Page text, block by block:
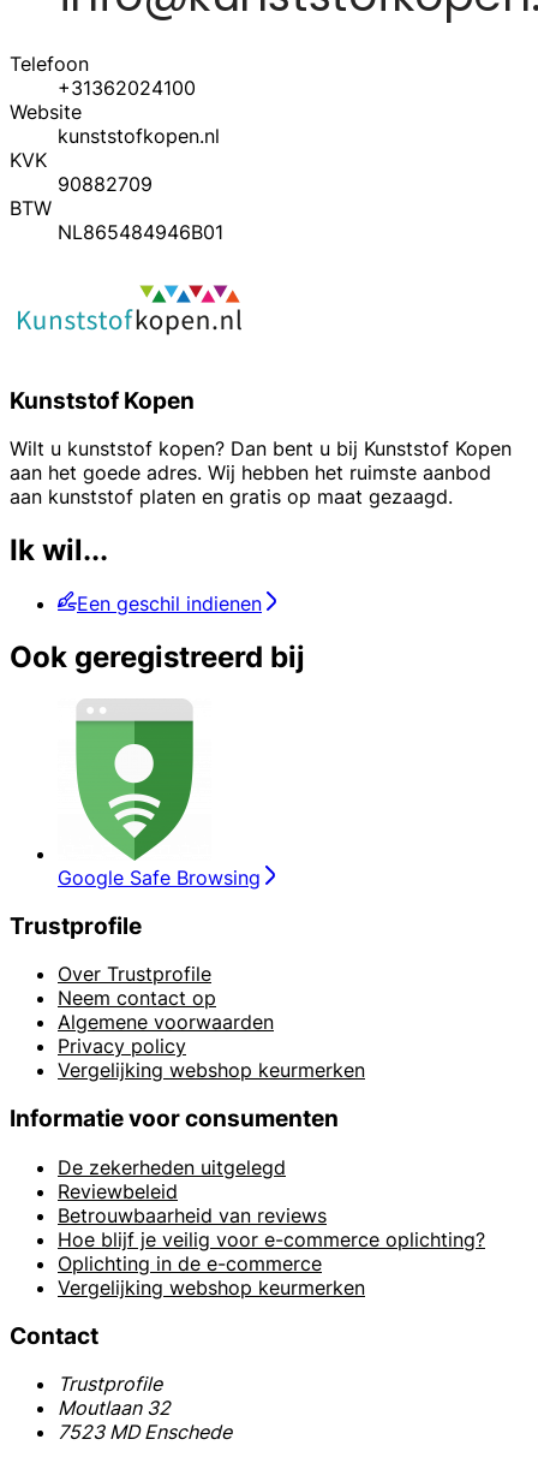
Telefoon
+31362024100
Website
kunststofkopen.nl
KVK
90882709
BTW
NL865484946B01
Kunststof Kopen
Wilt u kunststof kopen? Dan bent u bij Kunststof Kopen
aan het goede adres. Wij hebben het ruimste aanbod
aan kunststof platen en gratis op maat gezaagd.
Ik wil...
Een geschil indienen
Ook geregistreerd bij
Google Safe Browsing
Trustprofile
Over Trustprofile
Neem contact op
Algemene voorwaarden
Privacy policy
Vergelijking webshop keurmerken
Informatie voor consumenten
De zekerheden uitgelegd
Reviewbeleid
Betrouwbaarheid van reviews
Hoe blijf je veilig voor e-commerce oplichting?
Oplichting in de e-commerce
Vergelijking webshop keurmerken
Contact
Trustprofile
Moutlaan 32
7523 MD Enschede